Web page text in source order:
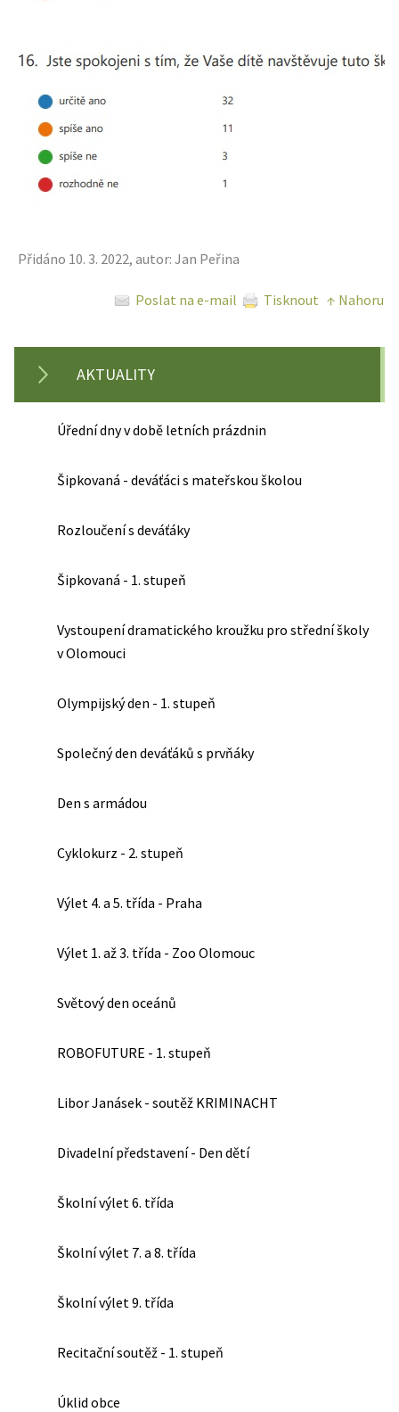
Přidáno 10. 3. 2022, autor: Jan Peřina
Poslat na e-mail Tisknout ↑ Nahoru
AKTUALITY
Úřední dny v době letních prázdnin
Šipkovaná - deváťáci s mateřskou školou
Rozloučení s deváťáky
Šipkovaná - 1. stupeň
Vystoupení dramatického kroužku pro střední školy
v Olomouci
Olympijský den - 1. stupeň
Společný den deváťáků s prvňáky
Den s armádou
Cyklokurz - 2. stupeň
Výlet 4. a 5. třída - Praha
Výlet 1. až 3. třída - Zoo Olomouc
Světový den oceánů
ROBOFUTURE - 1. stupeň
Libor Janásek - soutěž KRIMINACHT
Divadelní představení - Den dětí
Školní výlet 6. třída
Školní výlet 7. a 8. třída
Školní výlet 9. třída
Recitační soutěž - 1. stupeň
Úklid obce